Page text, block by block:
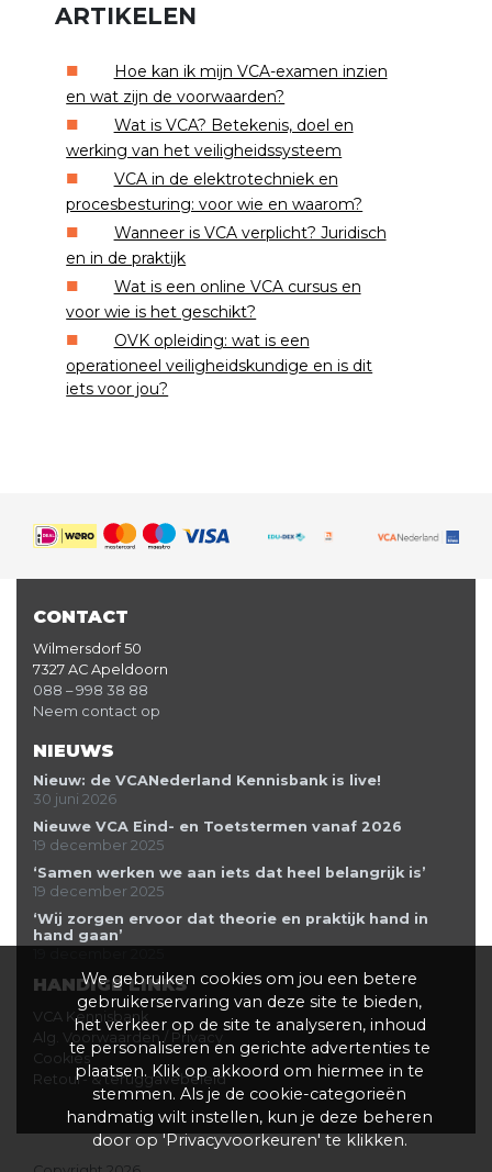
ARTIKELEN
Hoe kan ik mijn VCA-examen inzien
en wat zijn de voorwaarden?
Wat is VCA? Betekenis, doel en
werking van het veiligheidssysteem
VCA in de elektrotechniek en
procesbesturing: voor wie en waarom?
Wanneer is VCA verplicht? Juridisch
en in de praktijk
Wat is een online VCA cursus en
voor wie is het geschikt?
OVK opleiding: wat is een
operationeel veiligheidskundige en is dit
iets voor jou?
CONTACT
Wilmersdorf 50
7327 AC Apeldoorn
088 – 998 38 88
Neem contact op
NIEUWS
Nieuw: de VCANederland Kennisbank is live!
30 juni 2026
Nieuwe VCA Eind- en Toetstermen vanaf 2026
19 december 2025
‘Samen werken we aan iets dat heel belangrijk is’
19 december 2025
‘Wij zorgen ervoor dat theorie en praktijk hand in
hand gaan’
HANDIGE LINKS
VCA Kennisbank
Alg. Voorwaarden / Privacy
Cookies
Retour- & teruggavebeleid
We gebruiken cookies om jou een betere
gebruikerservaring van deze site te bieden,
het verkeer op de site te analyseren, inhoud
te personaliseren en gerichte advertenties te
plaatsen. Klik op akkoord om hiermee in te
stemmen. Als je de cookie-categorieën
handmatig wilt instellen, kun je deze beheren
door op 'Privacyvoorkeuren' te klikken.